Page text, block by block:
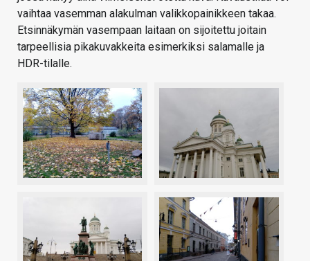
vaihtaa vasemman alakulman valikkopainikkeen takaa.
Etsinnäkymän vasempaan laitaan on sijoitettu joitain
tarpeellisia pikakuvakkeita esimerkiksi salamalle ja
HDR-tilalle.